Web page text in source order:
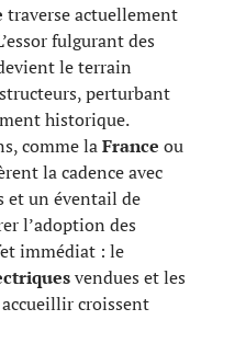
traverse actuellement
fulgurant des
le terrain
perturbant
historique.
comme laFrance ou
la cadence avec
et un éventail de
l’adoption des
immédiat : le
vendues et les
croissent